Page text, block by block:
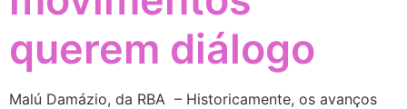
querem diálogo
Malú Damázio, da RBA – Historicamente, os avanços